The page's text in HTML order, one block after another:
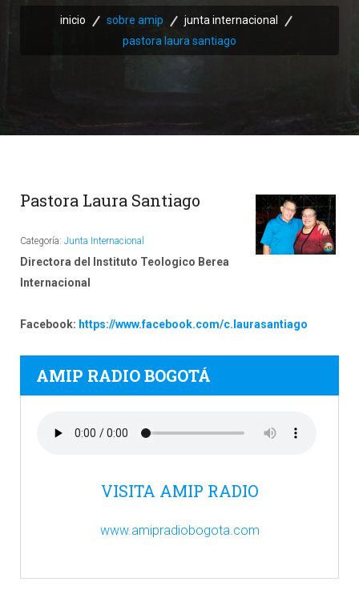
inicio sobre amip
junta internacional
pastora laura santiago
Pastora Laura Santiago
Categoría: Junta Internacional
Directora del Instituto Teologico Berea
Internacional
Facebook: https://www.facebook.com/c.laurasantiago
AMIP RADIO BOGOTÁ
VISITA AMIP RADIO
www.amipradiobogota.com